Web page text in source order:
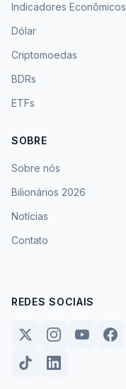
Indicadores Econômicos
Dólar
Criptomoedas
BDRs
ETFs
SOBRE
Sobre nós
Bilionários 2026
Notícias
Contato
REDES SOCIAIS